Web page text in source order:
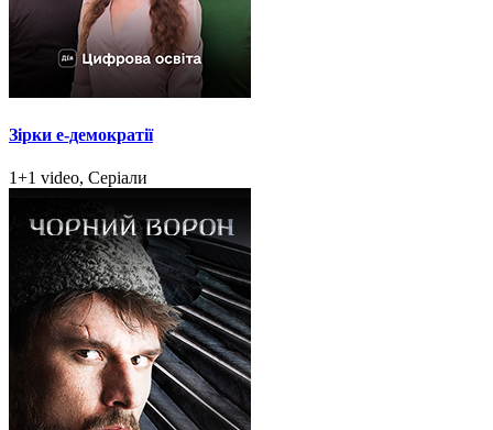
Зірки e-демократії
1+1 video, Серіали